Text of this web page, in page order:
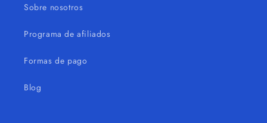
Sobre nosotros
Programa de afiliados
Formas de pago
Blog